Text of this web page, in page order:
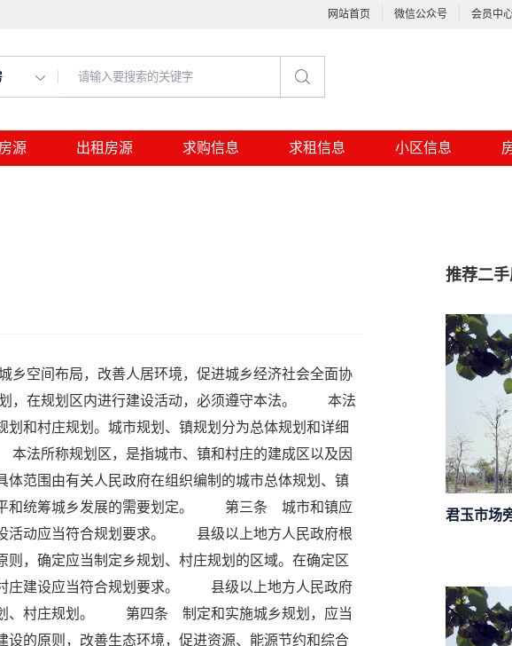
网站首页 微信公众号 会员中
源 出租房源 求购信息 求租信息 小区信息
间布局，改善人居环境，促进城乡经济社会全面协
在规划区内进行建设活动，必须遵守本法。 本法
和村庄规划。城市规划、镇规划分为总体规划和详细
法所称规划区，是指城市、镇和村庄的建成区以及因
范围由有关人民政府在组织编制的城市总体规划、镇
平和统筹城乡发展的需要划定。 第三条 城市和镇应
活动应当符合规划要求。 县级以上地方人民政府根
，确定应当制定乡规划、村庄规划的区域。在确定区
庄建设应当符合规划要求。 县级以上地方人民政府
划、村庄规划。 第四条 制定和实施城乡规划，应当
的原则，改善生态环境，促进资源、能源节约和综合
推荐二
君玉市场